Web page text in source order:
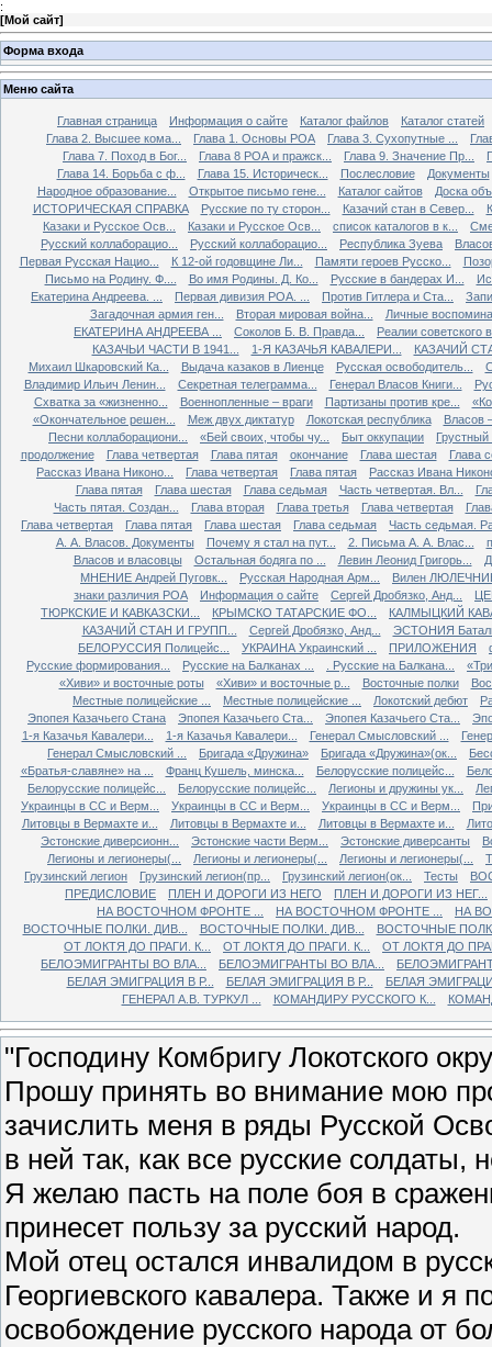
:
[Мой сайт]
Форма входа
Меню сайта
Главная страница Информация о сайте Каталог файлов
Каталог статей
Глава 2. Высшее кома...
Глава 1. Основы РОА Глава 3. Сухопутные ...
Глава 7. Поход в Бог...
Глава 8 РОА и пражск... Глава 9. Значение Пр...
Глава 14. Борьба с ф...
Глава 15. Историческ... Послесловие
Документы
Народное образование...
Открытое письмо гене... Каталог сайтов
Доска
ИСТОРИЧЕСКАЯ СПРАВКА
Русские по ту сторон... Казачий стан в Север...
Казаки и Русское Осв...
Казаки и Русское Осв... список каталогов в к...
Русский коллаборацио...
Русский коллаборацио... Республика Зуева
Первая Русская Нацио...
К 12-ой годовщине Ли... Памяти героев Русско...
Письмо на Родину. Ф....
Во имя Родины. Д. Ко... Русские в бандерах И...
Екатерина Андреева. ...
Первая дивизия РОА. ... Против Гитлера и Ста...
Загадочная армия ген...
Вторая мировая война...
Личные
ЕКАТЕРИНА АНДРЕЕВА ...
Соколов Б. В. Правда...
Реалии советского
КАЗАЧЬИ ЧАСТИ В 1941...
1-Я КАЗАЧЬЯ КАВАЛЕРИ...
КАЗАЧИЙ
Михаил Шкаровский Ка...
Выдача казаков в Лиенце Русская освободитель...
Владимир Ильич Ленин...
Секретная телеграмма... Генерал Власов Книги...
Схватка за «жизненно...
Военнопленные – враги Партизаны против кре...
«Окончательное решен...
Меж двух диктатур Локотская республика
Власов
Песни коллаборациони...
«Бей своих, чтобы чу... Быт оккупации
Грустный
продолжение
Глава четвертая Глава пятая окончание Глава шестая
Глава
Рассказ Ивана Никоно...
Глава четвертая Глава пятая
Рассказ Ивана
Глава пятая
Глава шестая Глава седьмая Часть четвертая. Вл...
Часть пятая. Создан...
Глава вторая Глава третья Глава четвертая
Глава четвертая
Глава пятая Глава шестая Глава седьмая
Часть седьмая.
А. А. Власов. Документы
Почему я стал на пут... 2. Письма А. А. Влас...
Власов и власовцы
Остальная бодяга по ... Левин Леонид Григорь...
МНЕНИЕ Андрей Пуговк...
Русская Народная Арм...
Вилен
знаки различия РОА
Информация о сайте Сергей Дробязко, Анд...
ТЮРКСКИЕ И КАВКАЗСКИ...
КРЫМСКО ТАТАРСКИЕ ФО...
КАЛМЫЦКИЙ
КАЗАЧИЙ СТАН И ГРУПП...
Сергей Дробязко, Анд...
ЭСТОНИЯ
БЕЛОРУССИЯ Полицейс...
УКРАИНА Украинский ... ПРИЛОЖЕНИЯ
Русские формирования...
Русские на Балканах ... . Русские на Балкана...
«Хиви» и восточные роты
«Хиви» и восточные р... Восточные полки
Местные полицейские ...
Местные полицейские ... Локотский дебют
Эпопея Казачьего Стана
Эпопея Казачьего Ста... Эпопея Казачьего Ста...
1-я Казачья Кавалери...
1-я Казачья Кавалери... Генерал Смысловский ...
Генерал Смысловский ...
Бригада «Дружина» Бригада «Дружина»(ок...
«Братья-славяне» на ...
Франц Кушель, минска... Белорусские полицейс...
Белорусские полицейс...
Белорусские полицейс... Легионы и дружины ук...
Украинцы в СС и Верм...
Украинцы в СС и Верм... Украинцы в СС и Верм...
Литовцы в Вермахте и...
Литовцы в Вермахте и... Литовцы в Вермахте и...
Эстонские диверсионн...
Эстонские части Верм... Эстонские диверсанты
Легионы и легионеры(...
Легионы и легионеры(... Легионы и легионеры(...
Грузинский легион
Грузинский легион(пр... Грузинский легион(ок... Тесты
ПРЕДИСЛОВИЕ
ПЛЕН И ДОРОГИ ИЗ НЕГО
ПЛЕН И ДОРОГИ ИЗ НЕГ...
НА ВОСТОЧНОМ ФРОНТЕ ...
НА ВОСТОЧНОМ ФРОНТЕ ...
НА
ВОСТОЧНЫЕ ПОЛКИ. ДИВ...
ВОСТОЧНЫЕ ПОЛКИ. ДИВ...
ВОСТОЧНЫЕ
ОТ ЛОКТЯ ДО ПРАГИ. К...
ОТ ЛОКТЯ ДО ПРАГИ. К...
ОТ ЛОКТЯ ДО
БЕЛОЭМИГРАНТЫ ВО ВЛА...
БЕЛОЭМИГРАНТЫ ВО ВЛА...
БЕЛАЯ ЭМИГРАЦИЯ В Р...
БЕЛАЯ ЭМИГРАЦИЯ В Р...
БЕЛАЯ
ГЕНЕРАЛ А.В. ТУРКУЛ ...
КОМАНДИРУ РУССКОГО К...
"Господину Комбригу Локотского
Прошу принять во внимание мою
зачислить меня в ряды Русской
в ней так, как все русские
Я желаю пасть на поле боя в
принесет пользу за русский народ.
Мой отец остался инвалидом в
Георгиевского кавалера. Также и я
освобождение русского народа от